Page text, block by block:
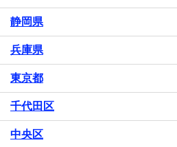
静岡県
兵庫県
東京都
千代田区
中央区